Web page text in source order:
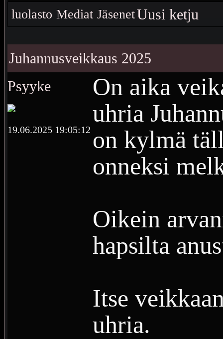
Moderaattorit
Perustettu
860 Vierailuja
984 Medioita 5
Ilmoituksia ja
luolasto Mediat JäsenetUusi ketju
Juhannusveikkaus 2025
Psyyke
19.06.2025 19:05:12
On aika
uhria
on kylmä
onneksi
Oikein
hapsilta
Itse
uhria.